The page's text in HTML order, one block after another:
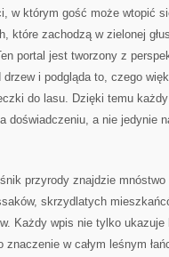
w którym gość może wtopić
które zachodzą w zielonej
portal jest tworzony z
drzew i podgląda to, czego
do lasu. Dzięki temu
doświadczeniu, a nie jedynie
przyrody znajdzie
skrzydlatych
Każdy wpis nie tylko
w całym leśnym